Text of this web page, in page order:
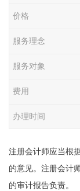
价格
服务理念
服务对象
费用
办理时间
注册会计师应当根
的意见。注册会计
的审计报告负责。